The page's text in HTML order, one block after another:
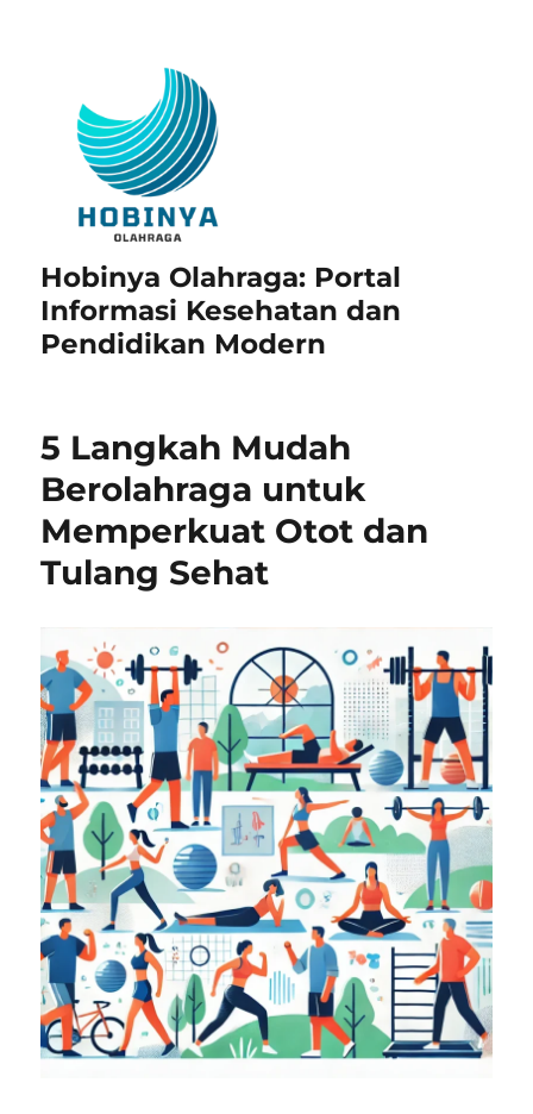
Hobinya Olahraga: Portal
Informasi Kesehatan dan
Pendidikan Modern
5 Langkah Mudah
Berolahraga untuk
Memperkuat Otot dan
Tulang Sehat